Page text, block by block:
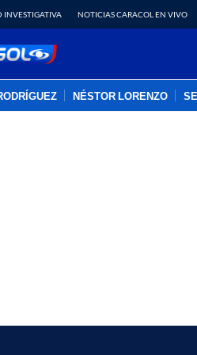
INVESTIGATIVA NOTICIAS CARACOL EN VIVO
NÉSTOR LORENZO